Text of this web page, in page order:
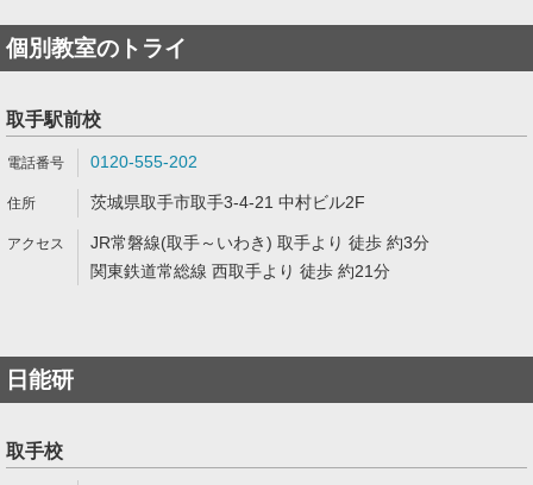
個別教室のトライ
取手駅前校
0120-555-202
茨城県取手市取手3-4-21 中村ビル2F
JR常磐線(取手～いわき) 取手より 徒歩 約3分
関東鉄道常総線 西取手より 徒歩 約21分
日能研
取手校